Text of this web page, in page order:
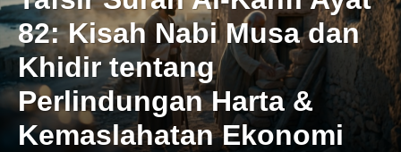
82: Kisah Nabi Musa dan
Khidir tentang
Perlindungan Harta &
Kemaslahatan Ekonomi